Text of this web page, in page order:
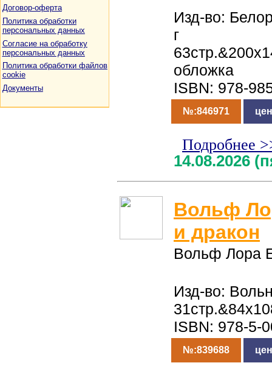
Договор-оферта
Политика обработки
персональных данных
Согласие на обработку
персональных данных
Политика обработки файлов
cookie
Документы
Изд-во:
г
обложка
ISBN: 978-
№:846971
Подробнее
14.08.2026
Вольф
и дракон
Вольф Лора
Изд-во:
ISBN: 978-5-
№:839688